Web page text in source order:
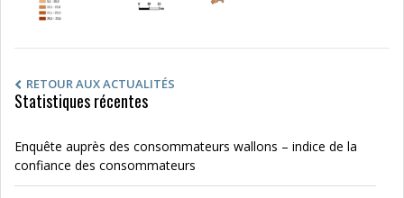
RETOUR AUX ACTUALITÉS
Statistiques récentes
Enquête auprès des consommateurs wallons – indice de la
confiance des consommateurs